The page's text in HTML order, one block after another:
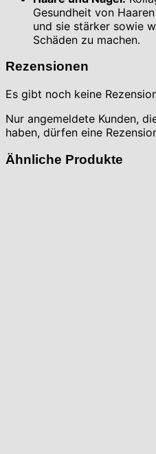
Gesundheit von
und sie stärker sowie
Schäden zu machen.
Rezensionen
Es gibt noch keine
Nur angemeldete Kunden,
haben, dürfen eine
Ähnliche Produkte